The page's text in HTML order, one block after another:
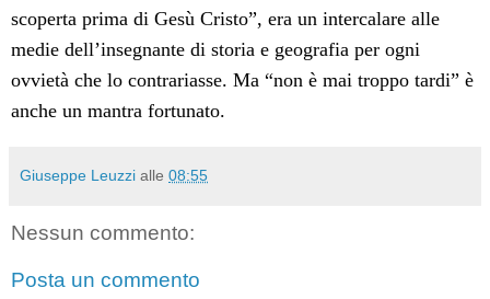
scoperta prima di Gesù Cristo”, era un intercalare alle
medie dell’insegnante di storia e geografia per ogni
ovvietà che lo contrariasse. Ma “non è mai troppo tardi” è
anche un mantra fortunato.
Giuseppe Leuzzi alle 08:55
Nessun commento:
Posta un commento